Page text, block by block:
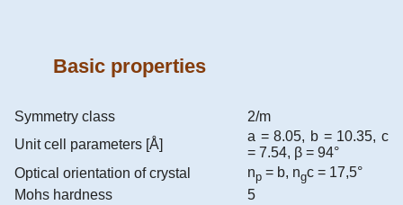
Basic properties
Symmetry class
2/m
Unit cell parameters [Å]
а = 8.05, b = 10.35, c
= 7.54, β = 94°
Optical orientation of crystal
np = b, ngc = 17,5°
Mohs hardness
5